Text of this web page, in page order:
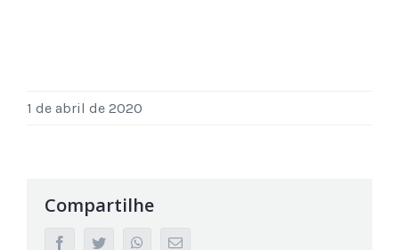
1 de abril de 2020
Compartilhe
facebooktwitter whatsappEmail